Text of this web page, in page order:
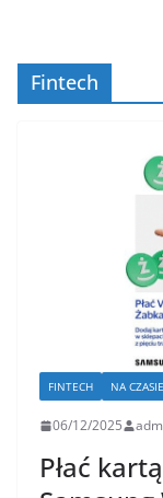
Fintech
FINTECH NA CZASIE
06/12/2025
Płać